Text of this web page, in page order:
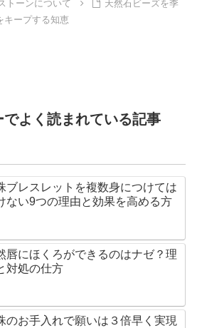
トーンについて
天然石ビーズを季
キープする知恵
でよく読まれている記事
ブレスレットを複数身につけては
ない9つの理由と効果を高める方
唇にほくろができるのはナゼ？理
対処の仕方
のお手入れで願いは３倍早く実現